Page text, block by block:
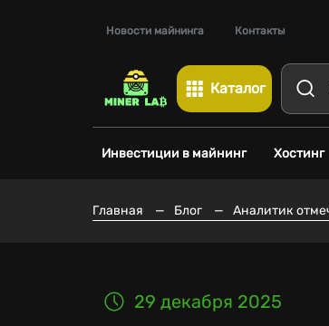
Новости майнинга Контакты
Каталог
Инвестиции в майнинг Хостинг
Главная — Блог — Аналитик
29 декабря 2025